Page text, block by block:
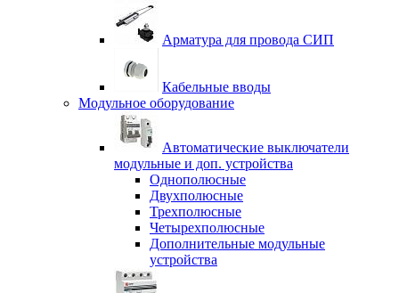
Арматура для провода СИП
Кабельные вводы
Модульное оборудование
Автоматические выключатели
модульные и доп. устройства
Однополюсные
Двухполюсные
Трехполюсные
Четырехполюсные
Дополнительные модульные
устройства